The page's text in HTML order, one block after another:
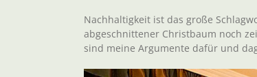
Nachhaltigkeit ist das große
abgeschnittener Christbaum noch
sind meine Argumente dafür und